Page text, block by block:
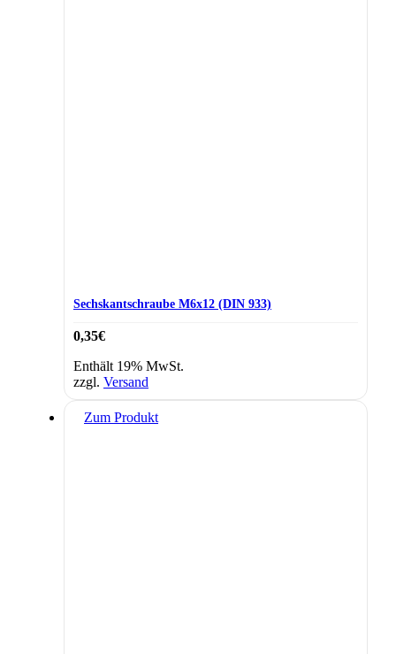
Sechskantschraube M6x12 (DIN 933)
0,35€
Enthält 19% MwSt.
zzgl. Versand
Zum Produkt